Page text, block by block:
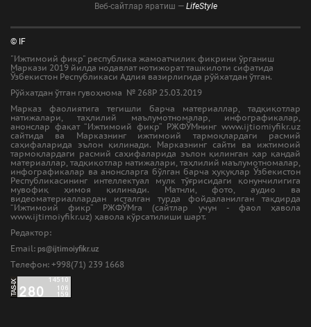
Веб-сайтлар яратиш — LifeStyle
© IF
"Ижтимоий фикр" республика жамоатчилик фикрини ўрганиш
Маркази 2019 йилда нодавлат нотижорат ташкилоти сифатида
Ўзбекистон Республикаси Адлия вазирлигида рўйхатдан ўтган.
Рўйхатдан ўтган гувоҳнома № 268Р 25.03.2019
Марказ фаолиятига тегишли барча материаллар, тадқиқотлар
натижалари, таҳлилий маълумотномалар, инфографикалар,
анонслар фақат “Ижтимоий фикр” РЖФЎМнинг www.ijtiomiyfikr.uz
сайтида ва Марказнинг ижтимоий тармоқлардаги расмий
саҳифаларида эълон қилинади. Марказнинг сайти ва ижтимоий
тармоқлардаги расмий саҳифаларида эълон қилинган ҳар қандай
материаллар, тадқиқотлар натижалари, таҳлилий маълумотномалар,
инфографикалар ва анонсларга бўлган барча ҳуқуқлар Ўзбекистон
Республикасининг интеллектуал мулк тўғрисидаги қонунчилигига
мувофиқ ҳимоя қилинади. Матнли, фото, аудио ва
видеоматериаллардан исталган турда фойдаланилган тақдирда
“Ижтимоий фикр” РЖФЎМга (сайтлар учун - фаол ҳавола
www.ijtimoiyfikr.uz) ҳавола кўрсатилиши шарт.
Редактор:
Email: ps@ijtimoiyfikr.uz
Tелефон: +998(71) 239 1668